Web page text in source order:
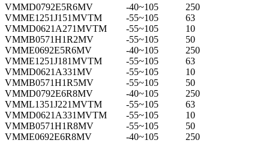
VMMD0792E5R6MV
-40~105
250
VMME1251J151MVTM
-55~105
63
VMMD0621A271MVTM
-55~105
10
VMMB0571H1R2MV
-55~105
50
VMME0692E5R6MV
-40~105
250
VMME1251J181MVTM
-55~105
63
VMMD0621A331MV
-55~105
10
VMMB0571H1R5MV
-55~105
50
VMMD0792E6R8MV
-40~105
250
VMML1351J221MVTM
-55~105
63
VMMD0621A331MVTM
-55~105
10
VMMB0571H1R8MV
-55~105
50
VMME0692E6R8MV
-40~105
250